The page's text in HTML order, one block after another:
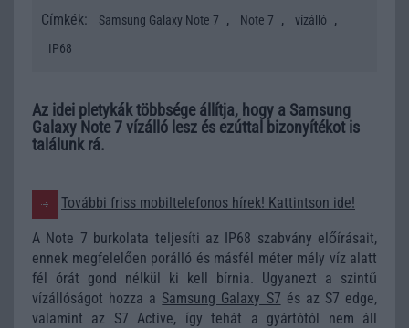
Címkék:
Samsung Galaxy Note 7 , Note 7 , vízálló ,
IP68
Az idei pletykák többsége állítja, hogy a Samsung
Galaxy Note 7 vízálló lesz és ezúttal bizonyítékot is
találunk rá.
További friss mobiltelefonos hírek! Kattintson ide!
A Note 7 burkolata teljesíti az IP68 szabvány előírásait,
ennek megfelelően porálló és másfél méter mély víz alatt
fél órát gond nélkül ki kell bírnia. Ugyanezt a szintű
vízállóságot hozza a Samsung Galaxy S7 és az S7 edge,
valamint az S7 Active, így tehát a gyártótól nem áll